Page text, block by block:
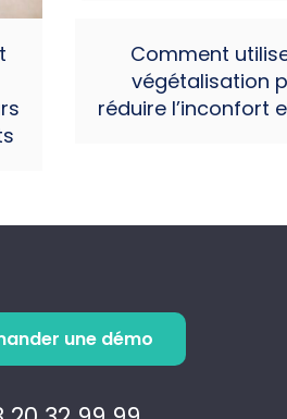
Comment
végétalisation
réduire l’inconfort
une démo